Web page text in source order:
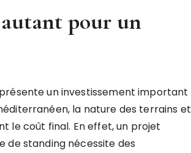
pour un
un investissement important
la nature des terrains et
le coût final. En effet, un projet
de standing nécessite des